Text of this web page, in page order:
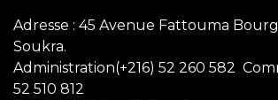
Adresse : 45 Avenue Fattouma
Soukra.
Administration(+216) 52 260 582
52 510 812